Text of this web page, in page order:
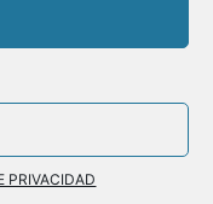
PRIVACIDAD
Instagram
© 2026